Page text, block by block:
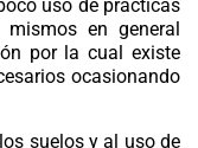
uso de prácticas
en general
por la cual existe
ocasionando
suelos y al uso de